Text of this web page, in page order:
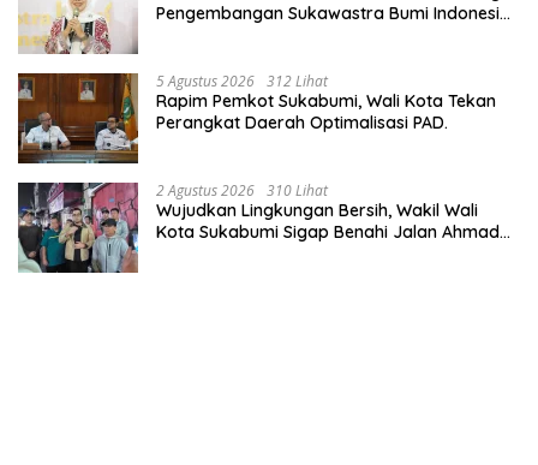
Pengembangan Sukawastra Bumi Indonesia,
5 Agustus 2026 312 Lihat
Rapim Pemkot Sukabumi, Wali Kota Tekan
Perangkat Daerah Optimalisasi PAD.
2 Agustus 2026 310 Lihat
Wujudkan Lingkungan Bersih, Wakil Wali
Kota Sukabumi Sigap Benahi Jalan Ahmad